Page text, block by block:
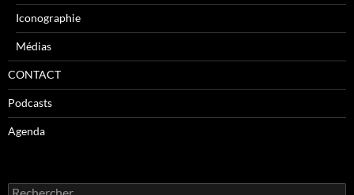
Iconographie
Médias
CONTACT
Podcasts
Agenda
R